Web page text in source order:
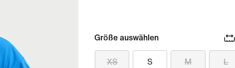
Größe auswählen
XS S M L